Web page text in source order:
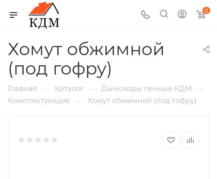
0
Хомут обжимной
(под гофру)
Главная — Каталог — Дымоходы печные КДМ —
Комплектующие — Хомут обжимной (под гофру)